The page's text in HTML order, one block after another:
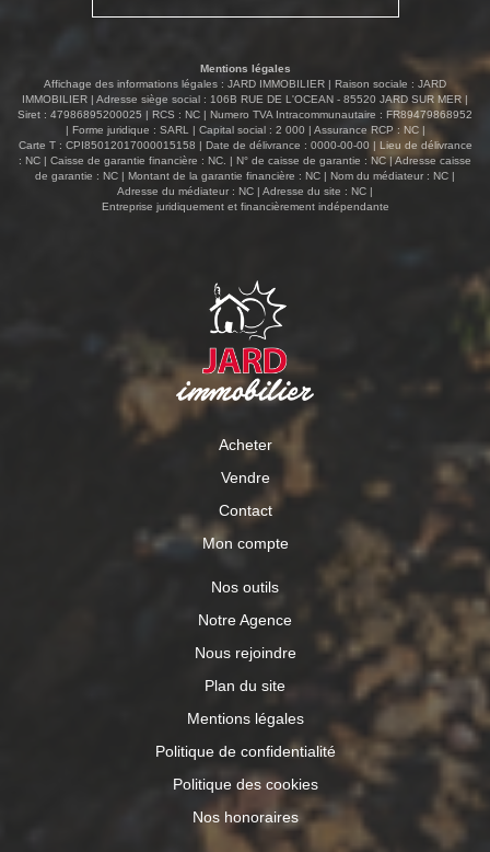
Mentions légales
Affichage des informations légales : JARD IMMOBILIER | Raison sociale : JARD
IMMOBILIER | Adresse siège social : 106B RUE DE L'OCEAN - 85520 JARD SUR MER |
Siret : 47986895200025 | RCS : NC | Numero TVA Intracommunautaire : FR89479868952
| Forme juridique : SARL | Capital social : 2 000 | Assurance RCP : NC |
Carte T : CPI85012017000015158 | Date de délivrance : 0000-00-00 | Lieu de délivrance
: NC | Caisse de garantie financière : NC. | N° de caisse de garantie : NC | Adresse caisse
de garantie : NC | Montant de la garantie financière : NC | Nom du médiateur : NC |
Adresse du médiateur : NC | Adresse du site : NC |
Entreprise juridiquement et financièrement indépendante
Acheter
Vendre
Contact
Mon compte
Nos outils
Notre Agence
Nous rejoindre
Plan du site
Mentions légales
Politique de confidentialité
Politique des cookies
Nos honoraires